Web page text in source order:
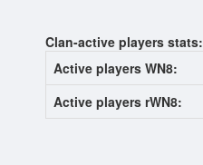
Clan-active players stats:
Active players WN8:
Active players rWN8: